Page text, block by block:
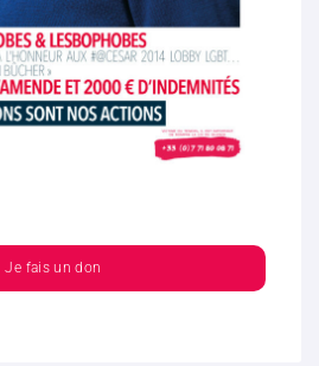
Je fais un don